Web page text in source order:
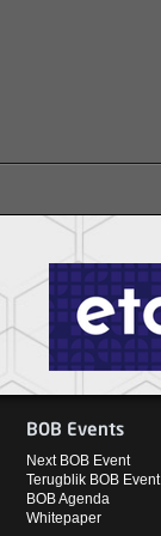
BOB Events
Next BOB Event
Terugblik BOB Event
BOB Agenda
Whitepaper